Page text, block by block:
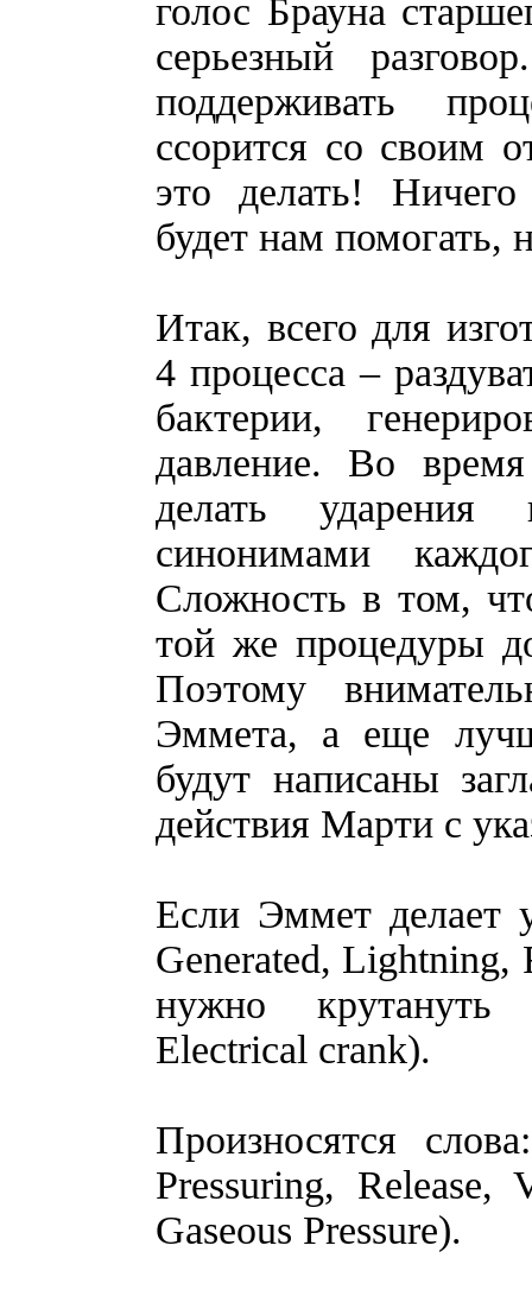
голос Брауна
серьезный
поддерживать
ссорится со своим
это делать!
будет нам помогать,
Итак, всего для
4 процесса –
бактерии,
давление. Во
делать
синонимами
Сложность в том,
той же процедуры
Поэтому
Эммета, а еще
будут написаны
действия Марти с
Если Эммет делает
Generated, Lightning,
нужно
Electrical crank).
Произносятся
Pressuring, Release,
Gaseous Pressure).